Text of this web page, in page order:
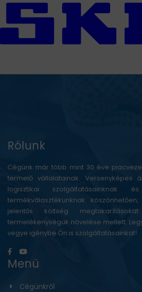
Rólunk
Cégünk már több mint 30 éve
termelő vállalatainak. Versenyképes
logisztikai szolgáltatásainknak
termékválasztékunknak
jelentős költség
termelékenységük növelése mellett.
vegye igénybe Ön is szolgáltatásainkat!
Menü
Cégünkről